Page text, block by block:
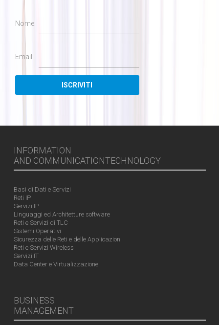
Nome:
Email:
INFORMATION
AND COMMUNICATIONTECHNOLOGY
Basi di Dati e Servizi
Reti IP
Servizi IP
Linguaggi ed Architetture software
Reti e Servizi di TLC
Sistemi Operativi
Sicurezza delle Reti e delle Applicazioni
Reti e Servizi Wireless
Servizi IT
Data Center e Virtualizzazione
BUSINESS
MANAGEMENT